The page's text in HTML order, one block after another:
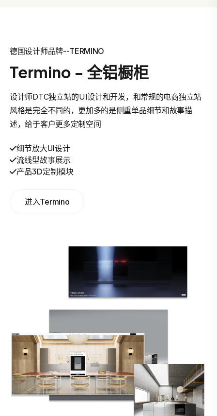
德国设计师品牌--TERMINO
Termino - 全铝橱柜
设计师DTC独立站的UI设计和开发，和常规的电商独立站
风格是完全不同的，更加多的是侧重单品细节和故事描
述，给于客户更多定制空间
细节放大UI设计
流线型故事展示
产品3D定制模块
进入Termino